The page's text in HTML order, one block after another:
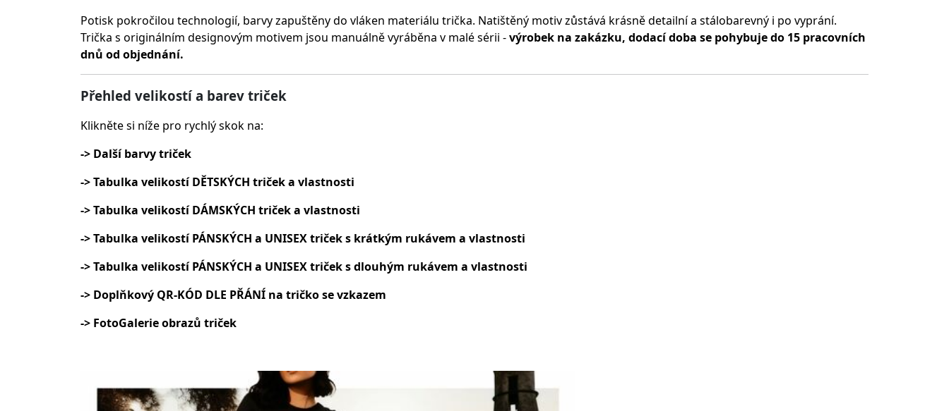
Potisk pokročilou technologií, barvy zapuštěny do vláken materiálu trička. Natištěný motiv zůstává krásně detailní a stálobarevný i po vyprání.
Trička s originálním designovým motivem jsou manuálně vyráběna v malé sérii -výrobek na zakázku, dodací doba se pohybuje do 15 pracovních
dnů od objednání.
Přehled velikostí a barev triček
Klikněte si níže pro rychlý skok na:
-> Další barvy triček
-> Tabulka velikostí DĚTSKÝCH triček a vlastnosti
-> Tabulka velikostí DÁMSKÝCH triček a vlastnosti
-> Tabulka velikostí PÁNSKÝCH a UNISEX triček s krátkým rukávem a vlastnosti
-> Tabulka velikostí PÁNSKÝCH a UNISEX triček s dlouhým rukávem a vlastnosti
-> Doplňkový QR-KÓD DLE PŘÁNÍ na tričko se vzkazem
-> FotoGalerie obrazů triček